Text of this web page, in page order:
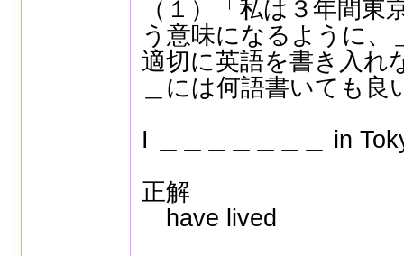
（１）「私は３年間
う意味になるように、
適切に英語を書き入れ
＿には何語書いても良
I ＿＿＿＿＿＿＿ in
正解
have lived